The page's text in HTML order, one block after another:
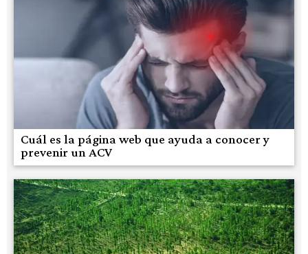
Cuál es la página web que ayuda a conocer y
prevenir un ACV